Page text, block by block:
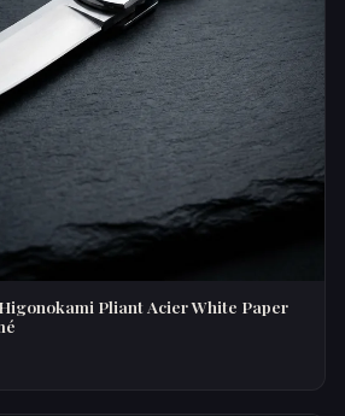
Pliant Acier White Paper